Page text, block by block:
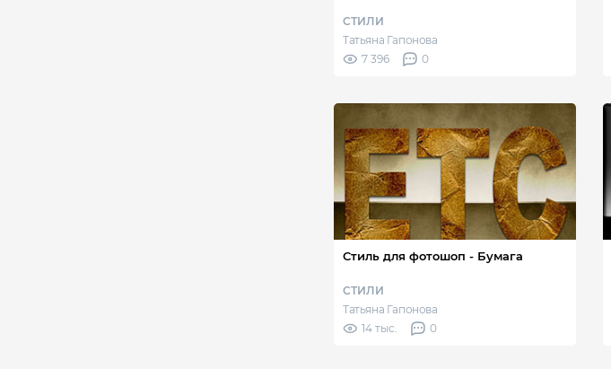
СТИЛИ
Татьяна Гапонова
7 396
0
Стиль для фотошоп - Бумага
СТИЛИ
Татьяна Гапонова
14 тыс.
0